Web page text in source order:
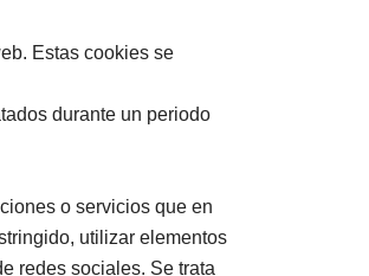
Estas cookies se
durante un periodo
o servicios que en
utilizar elementos
redes sociales. Se trata